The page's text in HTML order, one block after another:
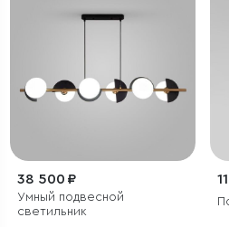
38 500 ₽
Умный подвесной
светильник